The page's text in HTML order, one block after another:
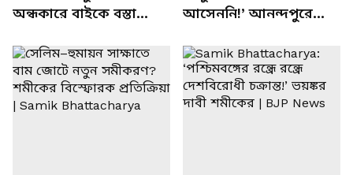
অন্ধকারে বাইকে বস্তা
চত্বরে তাণ্ডব
আসেননি!’ আনন্দপুরে
খোলসা করলেন শুভেন্দু